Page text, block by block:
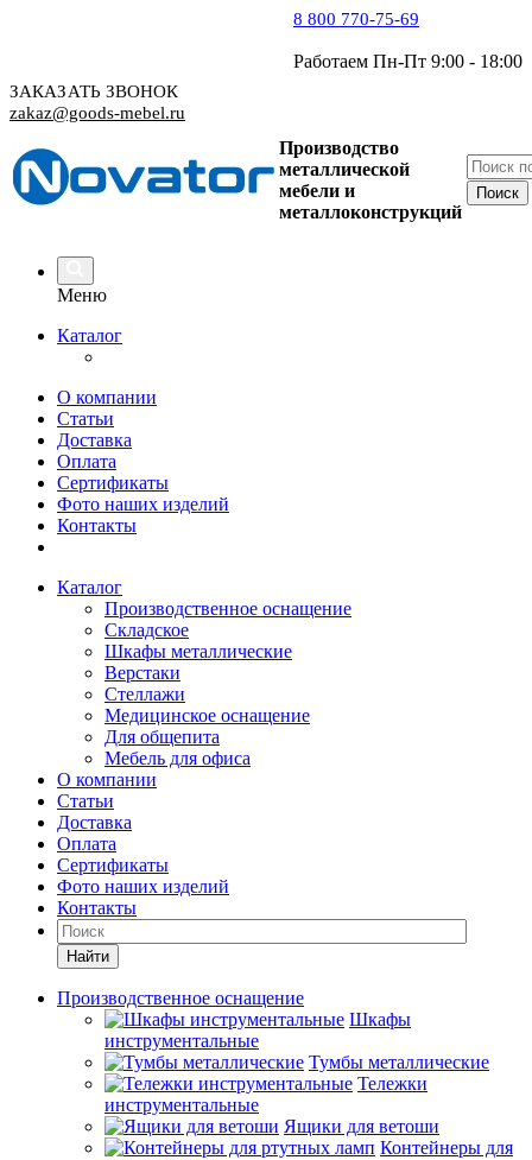
8 800 770-75-69
Работаем Пн-Пт 9:00 - 18:00
ЗАКАЗАТЬ ЗВОНОК
zakaz@goods-mebel.ru
Производство
металлической
мебели и
металлоконструкций
Меню
Каталог
О компании
Статьи
Доставка
Оплата
Сертификаты
Фото наших изделий
Контакты
Каталог
Производственное оснащение
Складское
Шкафы металлические
Верстаки
Стеллажи
Медицинское оснащение
Для общепита
Мебель для офиса
О компании
Статьи
Доставка
Оплата
Сертификаты
Фото наших изделий
Контакты
Найти
Производственное оснащение
Шкафы
инструментальные
Тумбы металлические
Тележки
инструментальные
Ящики для ветоши
Контейнеры для